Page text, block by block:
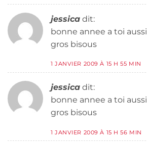
jessica dit:
bonne annee a toi aussi
gros bisous
1 JANVIER 2009 À 15 H 55 MIN
jessica dit:
bonne annee a toi aussi
gros bisous
1 JANVIER 2009 À 15 H 56 MIN